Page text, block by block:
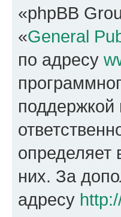
«phpBB
«General
по адресу
поддержкой
определяет
них. За
адресу